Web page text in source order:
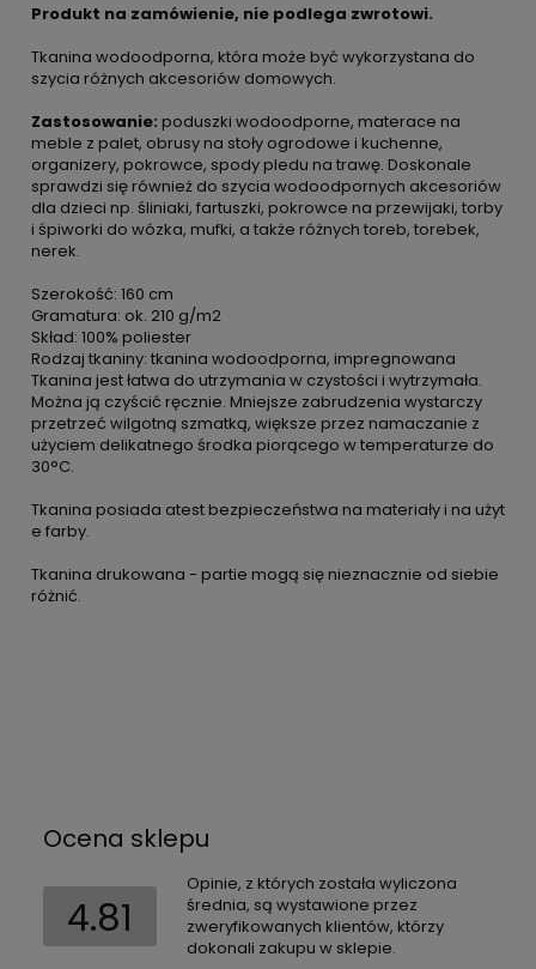
Produkt na zamówienie, nie podlega zwrotowi.
Tkanina wodoodporna, która może być wykorzystana do
szycia różnych akcesoriów domowych.
Zastosowanie: poduszki wodoodporne, materace na
meble z palet, obrusy na stoły ogrodowe i kuchenne,
organizery, pokrowce, spody pledu na trawę. Doskonale
sprawdzi się również do szycia wodoodpornych akcesoriów
dla dzieci np. śliniaki, fartuszki, pokrowce na przewijaki, torby
i śpiworki do wózka, mufki, a także różnych toreb, torebek,
nerek.
Szerokość: 160 cm
Gramatura: ok. 210 g/m2
Skład: 100% poliester
Rodzaj tkaniny: tkanina wodoodporna, impregnowana
Tkanina jest łatwa do utrzymania w czystości i wytrzymała.
Można ją czyścić ręcznie. Mniejsze zabrudzenia wystarczy
przetrzeć wilgotną szmatką, większe przez namaczanie z
użyciem delikatnego środka piorącego w temperaturze do
30°C.
Tkanina posiada atest bezpieczeństwa na materiały i na użyt
e farby.
Tkanina drukowana - partie mogą się nieznacznie od siebie
różnić.
Ocena sklepu
4.81
Opinie, z których została wyliczona
średnia, są wystawione przez
zweryfikowanych klientów, którzy
dokonali zakupu w sklepie.